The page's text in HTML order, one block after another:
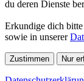
du deren Dienste
Erkundige dich
sowie in unserer
Zustimmen Nur